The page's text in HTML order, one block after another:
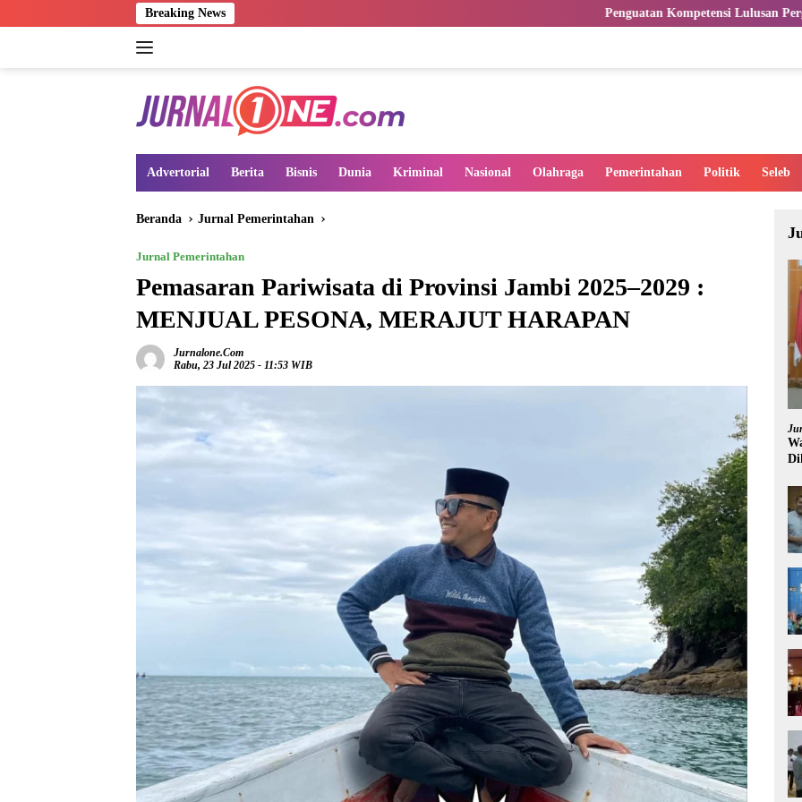
ke
Breaking News Penguatan Kompetensi Lulusan Perguruan Tinggi
Advertorial Berita Bisnis Dunia Kriminal Nasional Olahraga Pemerintahan Politik Seleb
Beranda Jurnal Pemerintahan
Jurnal Pemerintahan
Pemasaran Pariwisata di Provinsi Jambi 2025–2029 :
MENJUAL PESONA, MERAJUT HARAPAN
Jurnalone.com
Rabu, 23 Jul 2025 - 11:53 WIB